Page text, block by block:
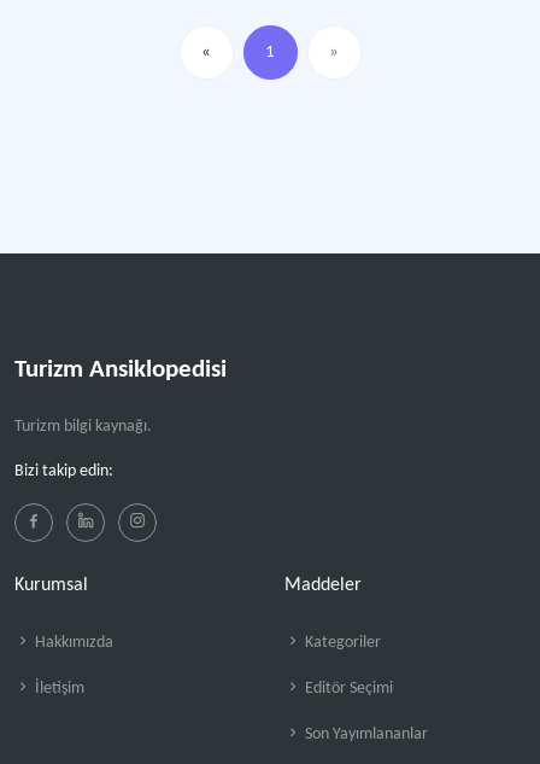
« 1 »
Turizm Ansiklopedisi
Turizm bilgi kaynağı.
Bizi takip edin:
Kurumsal
Hakkımızda
İletişim
Maddeler
Kategoriler
Editör Seçimi
Son Yayımlananlar